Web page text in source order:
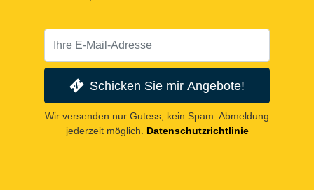
Schicken Sie mir Angebote!
Wir versenden nur Gutess, kein Spam. Abmeldung
jederzeit möglich. Datenschutzrichtlinie